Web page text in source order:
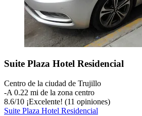
Suite Plaza Hotel Residencial
Centro de la ciudad de Trujillo
‐A 0.22 mi de la zona centro
8.6/10 ¡Excelente! (11 opiniones)
Suite Plaza Hotel Residencial